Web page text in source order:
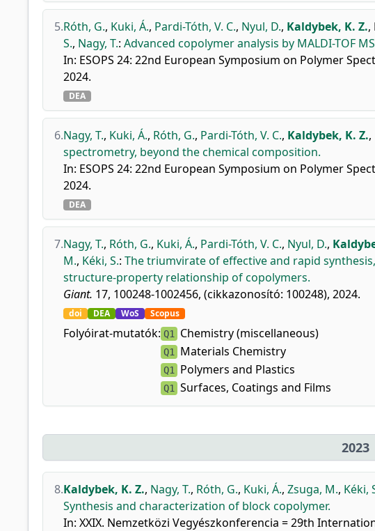
5.Róth, G., Kuki, Á., Pardi-Tóth, V. C., Nyul, D., Kaldybek, K. Z.,
S., Nagy, T.: Advanced copolymer analysis by MALDI-TOF
In: ESOPS 24: 22nd European Symposium on Polymer
2024.
DEA
6.Nagy, T., Kuki, Á., Róth, G., Pardi-Tóth, V. C., Kaldybek, K. Z.,
spectrometry, beyond the chemical composition.
In: ESOPS 24: 22nd European Symposium on Polymer
2024.
DEA
7.Nagy, T., Róth, G., Kuki, Á., Pardi-Tóth, V. C., Nyul, D.,
M., Kéki, S.: The triumvirate of effective and rapid
structure-property relationship of copolymers.
Giant. 17, 100248-1002456, (cikkazonosító: 100248), 2024.
doi DEA WoS Scopus
Folyóirat-mutatók: Q1 Chemistry (miscellaneous)
Q1 Materials Chemistry
Q1 Polymers and Plastics
Q1 Surfaces, Coatings and Films
2023
8.Kaldybek, K. Z., Nagy, T., Róth, G., Kuki, Á., Zsuga, M., Kéki,
Synthesis and characterization of block copolymer.
In: XXIX. Nemzetközi Vegyészkonferencia = 29th